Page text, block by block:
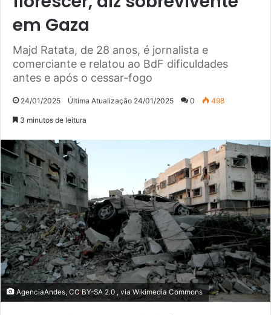
em Gaza
Majd Ratata, de 28 anos, é jornalista e
comerciante e relatou ao BdF dificuldades
antes e após o cessar-fogo
24/01/2025 Última Atualização 24/01/2025 0 498
3 minutos de leitura
AgenciaAndes, CC BY-SA 2.0 , via Wikimedia Commons